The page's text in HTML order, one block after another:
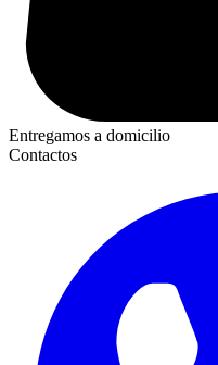
Entregamos a domicilio
Contactos